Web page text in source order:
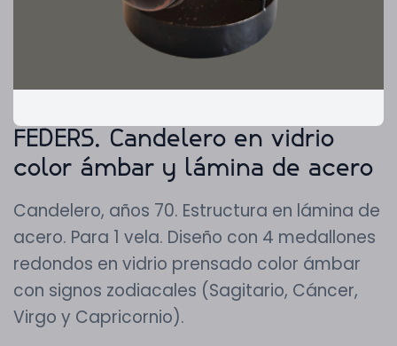
FEDERS. Candelero en vidrio
color ámbar y lámina de acero
Candelero, años 70. Estructura en lámina de
acero. Para 1 vela. Diseño con 4 medallones
redondos en vidrio prensado color ámbar
con signos zodiacales (Sagitario, Cáncer,
Virgo y Capricornio).